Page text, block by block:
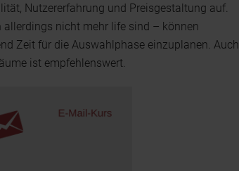
Nutzererfahrung und Preisgestaltung auf.
allerdings nicht mehr life sind – können
Zeit für die Auswahlphase einzuplanen. Auch
ist empfehlenswert.